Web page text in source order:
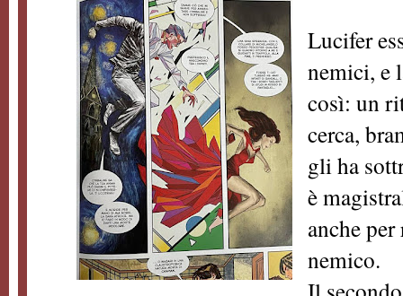
Lucifer
nemici, e
così: un
cerca,
gli ha
è
anche
nemico.